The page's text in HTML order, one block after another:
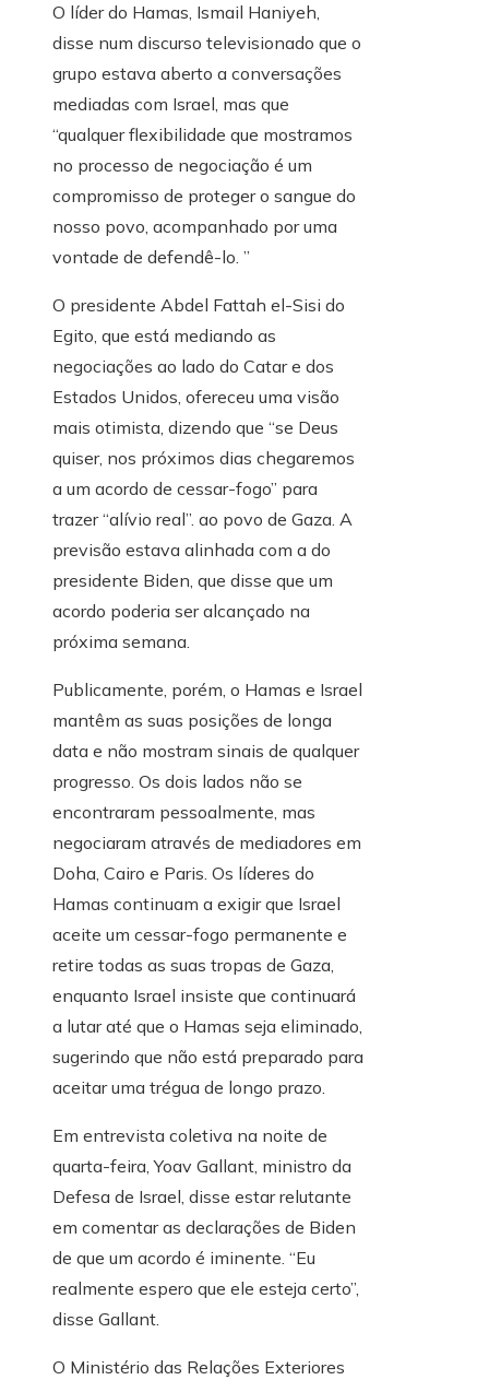
O líder do Hamas, Ismail Haniyeh,
disse num discurso televisionado que o
grupo estava aberto a conversações
mediadas com Israel, mas que
“qualquer flexibilidade que mostramos
no processo de negociação é um
compromisso de proteger o sangue do
nosso povo, acompanhado por uma
vontade de defendê-lo. ”
O presidente Abdel Fattah el-Sisi do
Egito, que está mediando as
negociações ao lado do Catar e dos
Estados Unidos, ofereceu uma visão
mais otimista, dizendo que “se Deus
quiser, nos próximos dias chegaremos
a um acordo de cessar-fogo” para
trazer “alívio real”. ao povo de Gaza. A
previsão estava alinhada com a do
presidente Biden, que disse que um
acordo poderia ser alcançado na
próxima semana.
Publicamente, porém, o Hamas e Israel
mantêm as suas posições de longa
data e não mostram sinais de qualquer
progresso. Os dois lados não se
encontraram pessoalmente, mas
negociaram através de mediadores em
Doha, Cairo e Paris. Os líderes do
Hamas continuam a exigir que Israel
aceite um cessar-fogo permanente e
retire todas as suas tropas de Gaza,
enquanto Israel insiste que continuará
a lutar até que o Hamas seja eliminado,
sugerindo que não está preparado para
aceitar uma trégua de longo prazo.
Em entrevista coletiva na noite de
quarta-feira, Yoav Gallant, ministro da
Defesa de Israel, disse estar relutante
em comentar as declarações de Biden
de que um acordo é iminente. “Eu
realmente espero que ele esteja certo”,
disse Gallant.
O Ministério das Relações Exteriores